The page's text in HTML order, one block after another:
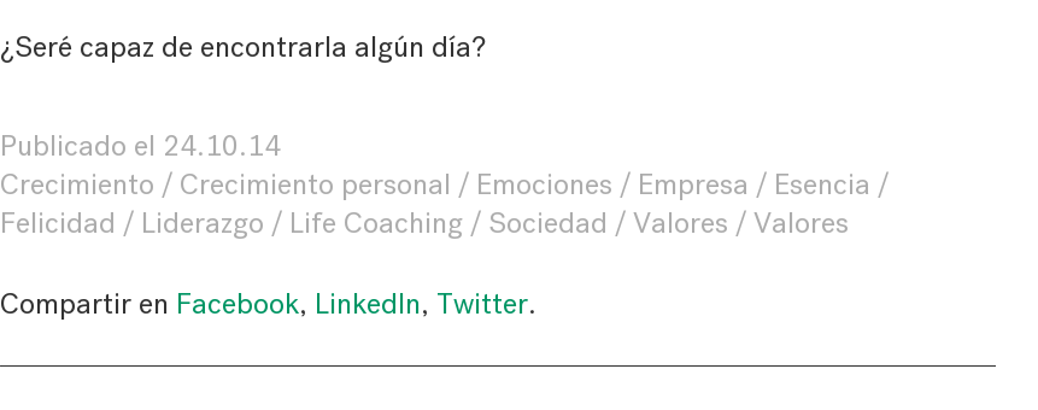
¿Seré capaz de encontrarla algún día?
Publicado el 24.10.14
Crecimiento
Crecimiento personal Emociones Empresa
Esencia
Felicidad
Liderazgo Life Coaching Sociedad Valores Valores
Compartir en Facebook, LinkedIn, Twitter.